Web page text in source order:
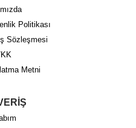
Politikası
Sözleşmesi
Metni